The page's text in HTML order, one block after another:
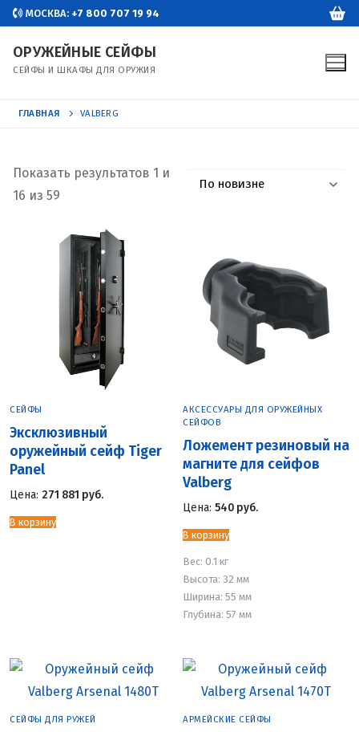
Перейти
содержимому
МОСКВА: +7 800 707 19 94
ОРУЖЕЙНЫЕ СЕЙФЫ
СЕЙФЫ И ШКАФЫ ДЛЯ ОРУЖИЯ
ГЛАВНАЯ VALBERG
Показать результатов 1 и
16 из 59
Сортировка:
недавние
СЕЙФЫ
Эксклюзивный
оружейный сейф Tiger
Panel
Цена: 271 881 руб.
В корзину
АКСЕССУАРЫ ДЛЯ ОРУЖЕЙНЫХ
СЕЙФОВ
Ложемент резиновый на
магните для сейфов
Valberg
Цена: 540 руб.
В корзину
Вес: 0.1 кг
Высота: 32 мм
Ширина: 55 мм
Глубина: 57 мм
СЕЙФЫ ДЛЯ РУЖЕЙ АРМЕЙСКИЕ СЕЙФЫ